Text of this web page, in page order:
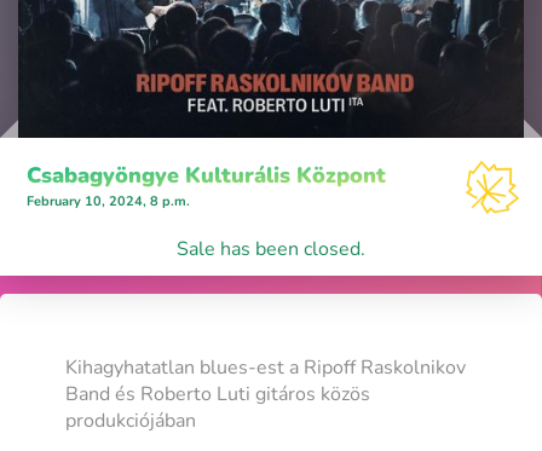
Csabagyöngye Kulturális Központ
February 10, 2024, 8 p.m.
Sale has been closed.
Kihagyhatatlan blues-est a Ripoff Raskolnikov
Band és Roberto Luti gitáros közös
produkciójában